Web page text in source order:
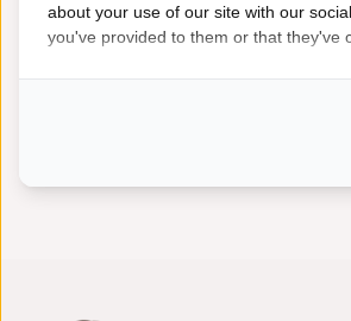
about your use of our site with our
you've provided to them or that they've